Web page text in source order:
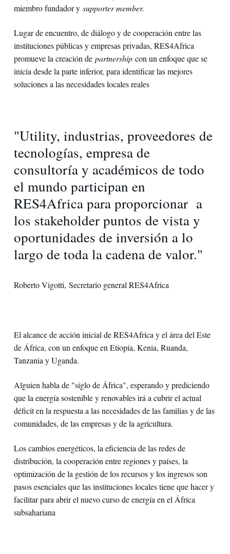
miembro fundador y supporter member.
Lugar de encuentro, de diálogo y de cooperación entre las
instituciones públicas y empresas privadas, RES4Africa
promueve la creación de partnershipcon un enfoque que se
inicia desde la parte inferior, para identificar las mejores
soluciones a las necesidades locales reales
"Utility, industrias, proveedores de
tecnologías, empresa de
consultoría y académicos de todo
el mundo participan en
RES4Africa para proporcionar a
los stakeholder puntos de vista y
oportunidades de inversiόn a lo
largo de toda la cadena de valor."
Roberto Vigotti, Secretario general RES4Africa
El alcance de acción inicial de RES4Africa y el área del Este
de África, con un enfoque en Etiopía, Kenia, Ruanda,
Tanzania y Uganda.
Alguien habla de "siglo de África", esperando y prediciendo
que la energía sostenible y renovables irá a cubrir el actual
déficit en la respuesta a las necesidades de las familias y de las
comunidades, de las empresas y de la agricultura.
Los cambios energéticos, la eficiencia de las redes de
distribución, la cooperación entre regiones y países, la
optimización de la gestión de los recursos y los ingresos son
pasos esenciales que las instituciones locales tiene que hacer y
facilitar para abrir el nuevo curso de energía en el África
subsahariana